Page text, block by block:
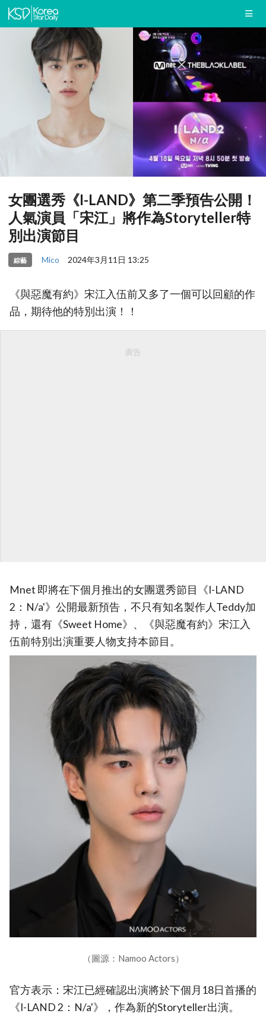
女團選秀《I-LAND》第二季預告公開！
人氣演員「宋江」將作為Storyteller特
別出演節目
綜藝 Mico 2024年3月11日 13:25
《與惡魔有約》宋江入伍前又多了一個可以回顧的作
品，期待他的特別出演！！
廣告
Mnet 即將在下個月推出的女團選秀節目《I-LAND
2：N/a'》公開最新預告，不只有知名製作人Teddy加
持，還有《Sweet Home》、《與惡魔有約》宋江入
伍前特別出演重要人物支持本節目。
（圖源：Namoo Actors）
官方表示：宋江已經確認出演將於下個月18日首播的
《I-LAND 2：N/a'》，作為新的Storyteller出演。